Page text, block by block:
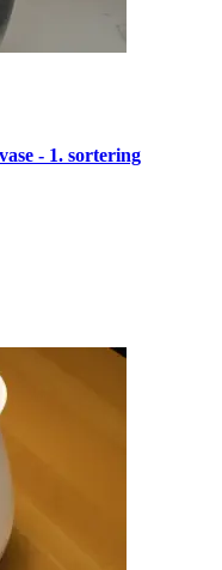
- 1. sortering